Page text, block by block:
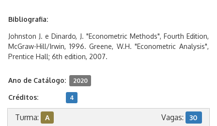
Bibliografia:
Johnston J. e Dinardo, J. "Econometric Methods", Fourth Edition,
McGraw-Hill/Irwin, 1996. Greene, W.H. "Econometric Analysis",
Prentice Hall; 6th edition, 2007.
Ano de Catálogo: 2020
Créditos: 4
Turma: A Vagas: 30